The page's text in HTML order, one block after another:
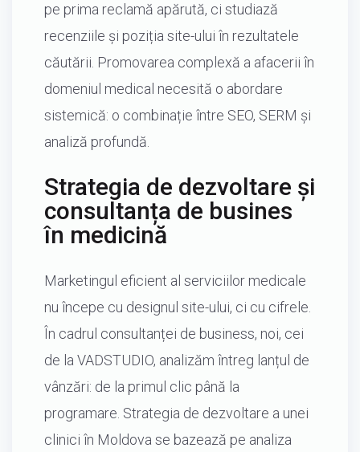
pe prima reclamă apărută, ci studiază
recenziile și poziția site-ului în rezultatele
căutării. Promovarea complexă a afacerii în
domeniul medical necesită o abordare
sistemică: o combinație între SEO, SERM și
analiză profundă.
Strategia de dezvoltare și
consultanța de busines
în medicină
Marketingul eficient al serviciilor medicale
nu începe cu designul site-ului, ci cu cifrele.
În cadrul consultanței de business, noi, cei
de la VADSTUDIO, analizăm întreg lanțul de
vânzări: de la primul clic până la
programare. Strategia de dezvoltare a unei
clinici în Moldova se bazează pe analiza